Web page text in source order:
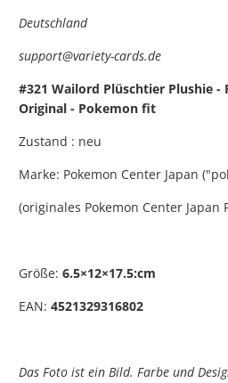
Deutschland
support@variety-cards.de
#321 Wailord Plüschtier Plushie -
Original - Pokemon fit
Zustand : neu
Marke: Pokemon Center Japan
(originales Pokemon Center Japan
Größe: 6.5×12×17.5:cm
EAN: 4521329316802
Das Foto ist ein Bild. Farbe und